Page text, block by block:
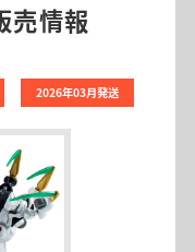
売情報
2026年03月発送